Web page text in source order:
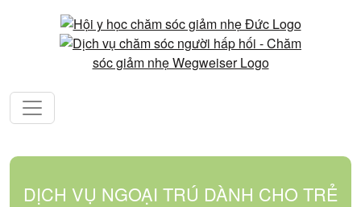
DỊCH VỤ NGOẠI TRÚ DÀNH CHO TRẺ